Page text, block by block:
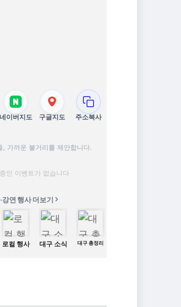
네이버지도 구글지도 주소복사
, 가까운 볼거리를 제안합니다.
인 이벤트가 없습니다
강연 행사 더보기
로컬 행사 대구 소식 대구 총정리